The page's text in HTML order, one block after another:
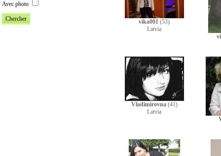
Avec photo
vika001 (53)
Latvia
Vladimirovna (41)
Latvia